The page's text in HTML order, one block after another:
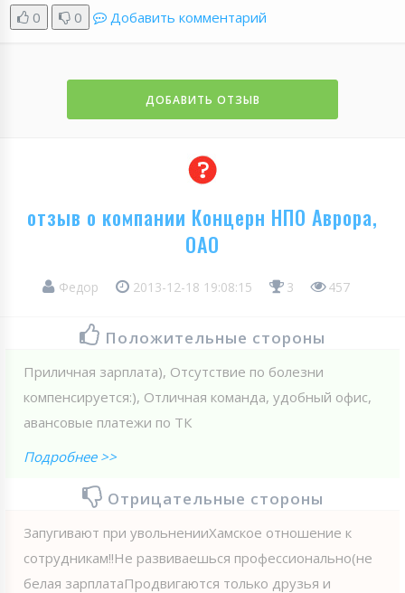
0 0 Добавить комментарий
ДОБАВИТЬ ОТЗЫВ
отзыв о компании Концерн НПО Аврора,
ОАО
Федор 2013-12-18 19:08:15 3 457
Положительные стороны
Приличная зарплата), Отсутствие по болезни
компенсируется:), Отличная команда, удобный офис,
авансовые платежи по ТК
Подробнее >>
Отрицательные стороны
Запугивают при увольненииХамское отношение к
сотрудникам!!Не развиваешься профессионально(не
белая зарплатаПродвигаются только друзья и